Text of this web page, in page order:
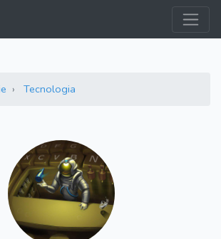
Tecnologia